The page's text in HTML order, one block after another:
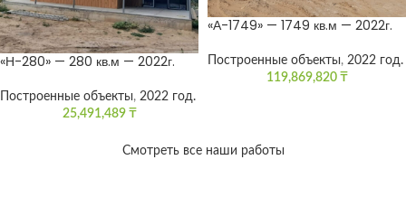
«Н-280» — 280 кв.м — 2022г.
Построенные объекты, 2022 год.
25,491,489 ₸
«А-1749» — 1749 кв.м — 2022г.
Построенные объекты, 2022 год.
119,869,820 ₸
Смотреть все наши работы